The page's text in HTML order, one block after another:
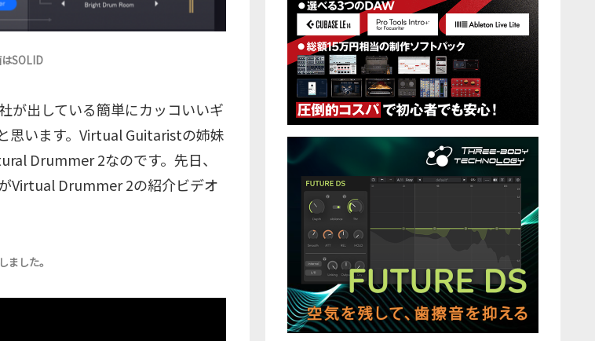
SOLID
が出している簡単にカッコいいギ
思います。Virtual Guitaristの姉妹
Drummer 2なのです。先日、
Virtual Drummer 2の紹介ビデオ
ました。